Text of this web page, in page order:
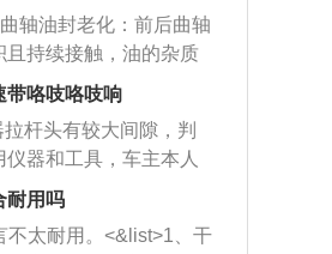
果是因为积碳过多引起
将三元催化器泡在草酸
得到解决，将清洗剂
燃油混合后，车辆启
汽油一起进入到燃烧
气排出，就可以让三元
，排气管堵塞的情况就
往右同样也要打相同的
最后强调要反复练
成肌肉记忆，在真实
需要记忆也能打好方
轴油封老化：前后曲轴
且持续接触，油的杂质
温度变化使其密封效果
渗油或漏油。<&list>2、
积碳会使活塞环与缸体
致机油流入燃烧室中，
、机油粘度。使用
话，同样会有烧机油现
带咯吱咯吱响
杆头有较大间隙，判
仪器和工具，车主本人
将车辆送到修理厂或4s
辆半轴套管防尘罩破
漏油现象，使半轴磨
耐用吗
不太耐用。<&list>1、干